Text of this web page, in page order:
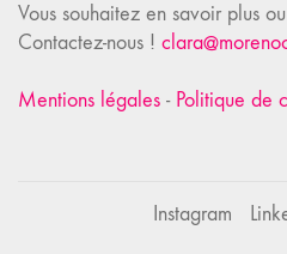
Vous souhaitez en savoir plus
Contactez-nous !
Mentions légales - Politique de
Instagram